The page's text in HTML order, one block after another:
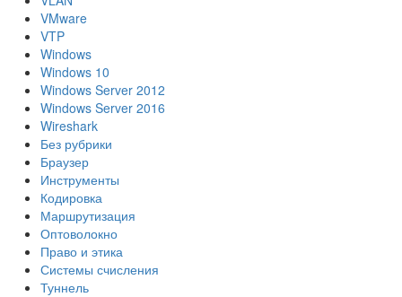
VMware
VTP
Windows
Windows 10
Windows Server 2012
Windows Server 2016
Wireshark
Без рубрики
Браузер
Инструменты
Кодировка
Маршрутизация
Оптоволокно
Право и этика
Системы счисления
Туннель